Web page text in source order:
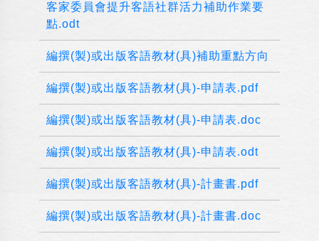
客家委員會提升客語社群活力補助作業要
點.odt
編撰(製)或出版客語教材(具)補助重點方向
編撰(製)或出版客語教材(具)-申請表.pdf
編撰(製)或出版客語教材(具)-申請表.doc
編撰(製)或出版客語教材(具)-申請表.odt
編撰(製)或出版客語教材(具)-計畫書.pdf
編撰(製)或出版客語教材(具)-計畫書.doc